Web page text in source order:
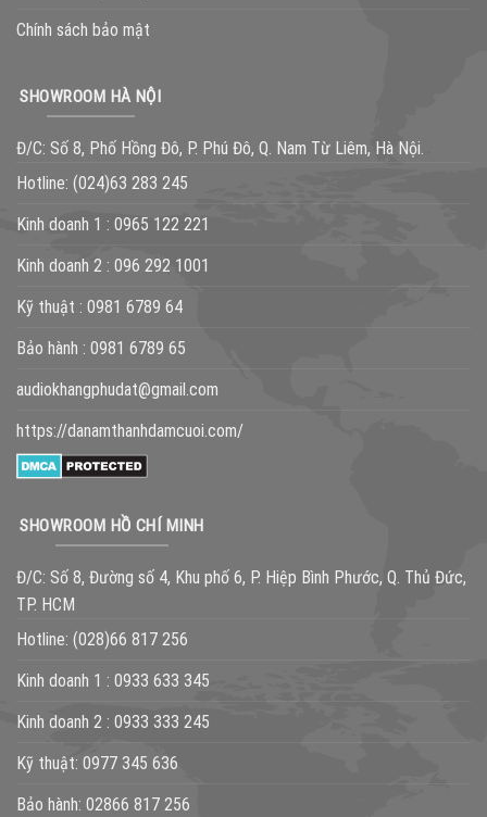
Chính sách bảo mật
SHOWROOM HÀ NỘI
Đ/C: Số 8, Phố Hồng Đô, P. Phú Đô, Q. Nam Từ Liêm, Hà Nội.
Hotline: (024)63 283 245
Kinh doanh 1 : 0965 122 221
Kinh doanh 2 : 096 292 1001
Kỹ thuật : 0981 6789 64
Bảo hành : 0981 6789 65
audiokhangphudat@gmail.com
https://danamthanhdamcuoi.com/
SHOWROOM HỒ CHÍ MINH
Đ/C: Số 8, Đường số 4, Khu phố 6, P. Hiệp Bình Phước, Q. Thủ Đức,
TP. HCM
Hotline: (028)66 817 256
Kinh doanh 1 : 0933 633 345
Kinh doanh 2 : 0933 333 245
Kỹ thuật: 0977 345 636
Bảo hành: 02866 817 256